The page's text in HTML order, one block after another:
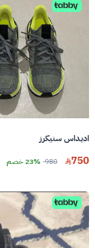
اديداس سنيكرز
750
980 23% خصم